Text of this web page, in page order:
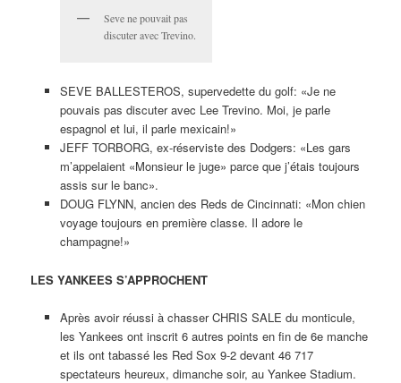
Seve ne pouvait pas
discuter avec Trevino.
SEVE BALLESTEROS, supervedette du golf: «Je ne
pouvais pas discuter avec Lee Trevino. Moi, je parle
espagnol et lui, il parle mexicain!»
JEFF TORBORG, ex-réserviste des Dodgers: «Les gars
m’appelaient «Monsieur le juge» parce que j’étais toujours
assis sur le banc».
DOUG FLYNN, ancien des Reds de Cincinnati: «Mon chien
voyage toujours en première classe. Il adore le
champagne!»
LES YANKEES S’APPROCHENT
Après avoir réussi à chasser CHRIS SALE du monticule,
les Yankees ont inscrit 6 autres points en fin de 6e manche
et ils ont tabassé les Red Sox 9-2 devant 46 717
spectateurs heureux, dimanche soir, au Yankee Stadium.